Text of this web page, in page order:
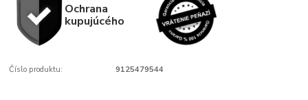
Ochrana
kupujúcého
Číslo produktu: 9125479544